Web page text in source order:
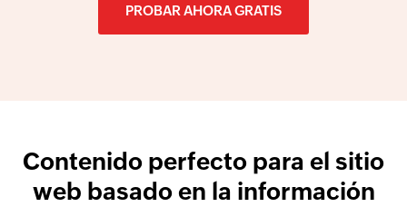
PROBAR AHORA GRATIS
Contenido perfecto para el sitio
web basado en la información